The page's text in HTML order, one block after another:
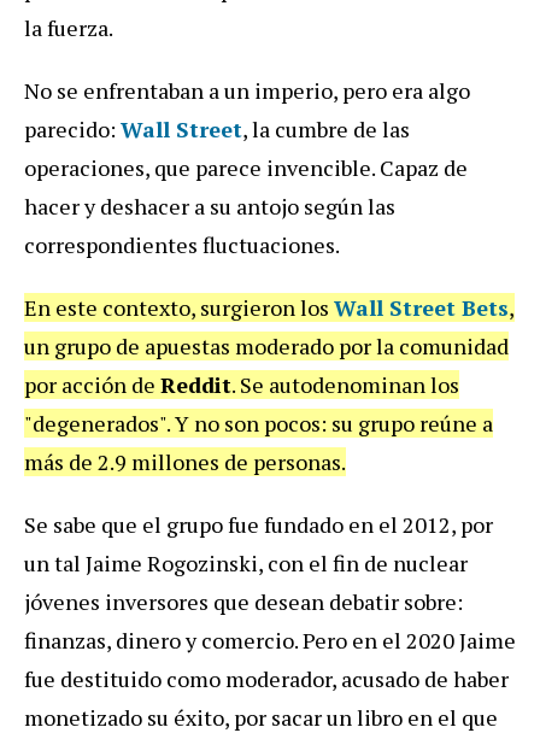
la fuerza.
No se enfrentaban a un imperio, pero era algo
parecido: Wall Street, la cumbre de las
operaciones, que parece invencible. Capaz de
hacer y deshacer a su antojo según las
correspondientes fluctuaciones.
En este contexto, surgieron los Wall Street Bets,
un grupo de apuestas moderado por la comunidad
por acción de Reddit. Se autodenominan los
"degenerados". Y no son pocos: su grupo reúne a
más de 2.9 millones de personas.
Se sabe que el grupo fue fundado en el 2012, por
un tal Jaime Rogozinski, con el fin de nuclear
jóvenes inversores que desean debatir sobre:
finanzas, dinero y comercio. Pero en el 2020 Jaime
fue destituido como moderador, acusado de haber
monetizado su éxito, por sacar un libro en el que